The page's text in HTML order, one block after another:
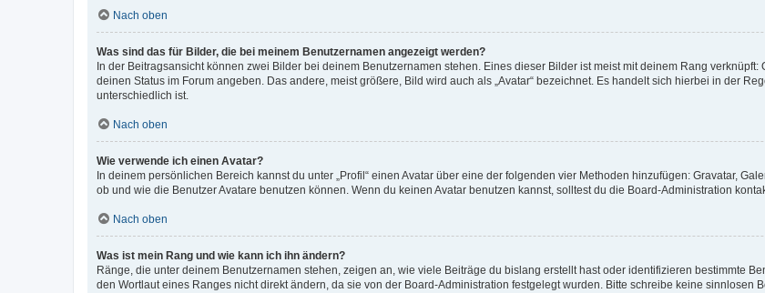
Nach oben
Was sind das für Bilder, die bei meinem Benutzernamen angezeigt werden?
In der Beitragsansicht können zwei Bilder bei deinem Benutzernamen stehen. Eines dieser Bilder ist meist mit deinem Rang
deinen Status im Forum angeben. Das andere, meist größere, Bild wird auch als „Avatar“ bezeichnet. Es handelt sich hierbei in der
unterschiedlich ist.
Nach oben
Wie verwende ich einen Avatar?
In deinem persönlichen Bereich kannst du unter „Profil“ einen Avatar über eine der folgenden vier Methoden hinzufügen: Gravatar,
ob und wie die Benutzer Avatare benutzen können. Wenn du keinen Avatar benutzen kannst, solltest du die Board-Administration
Nach oben
Was ist mein Rang und wie kann ich ihn ändern?
Ränge, die unter deinem Benutzernamen stehen, zeigen an, wie viele Beiträge du bislang erstellt hast oder identifizieren bestimmte
den Wortlaut eines Ranges nicht direkt ändern, da sie von der Board-Administration festgelegt wurden. Bitte schreibe keine